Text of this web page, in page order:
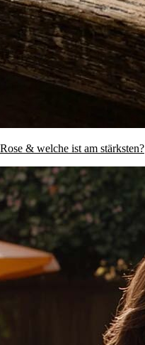
& welche ist am stärksten?